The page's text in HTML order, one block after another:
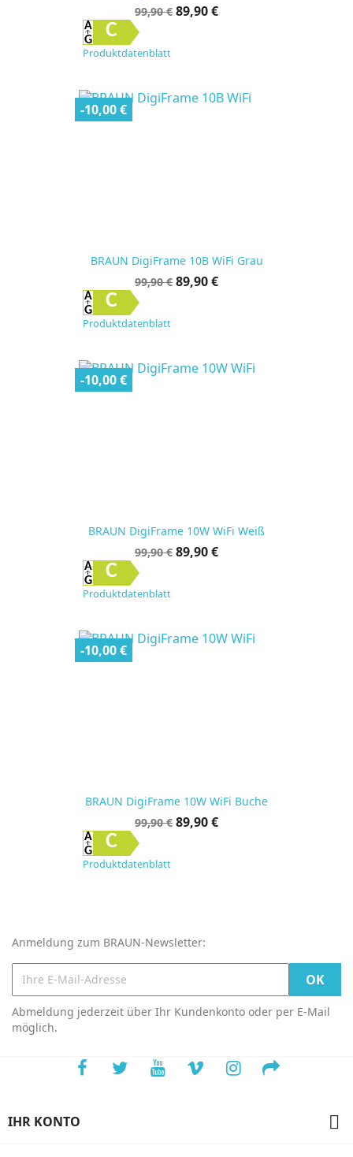
Verkaufspreis
99,90 € Preis
89,90 €
C
Produktdatenblatt
BRAUN DigiFrame 10B WiFi Grau
Verkaufspreis
99,90 € Preis
89,90 €
C
Produktdatenblatt
-10,00 €
BRAUN DigiFrame 10W WiFi Weiß
Verkaufspreis
99,90 € Preis
89,90 €
C
Produktdatenblatt
-10,00 €
BRAUN DigiFrame 10W WiFi Buche
Verkaufspreis
99,90 € Preis
89,90 €
C
Produktdatenblatt
-10,00 €
Anmeldung zum BRAUN-Newsletter:
Abmeldung jederzeit über Ihr Kundenkonto oder per E-Mail
möglich.
IHR KONTO 